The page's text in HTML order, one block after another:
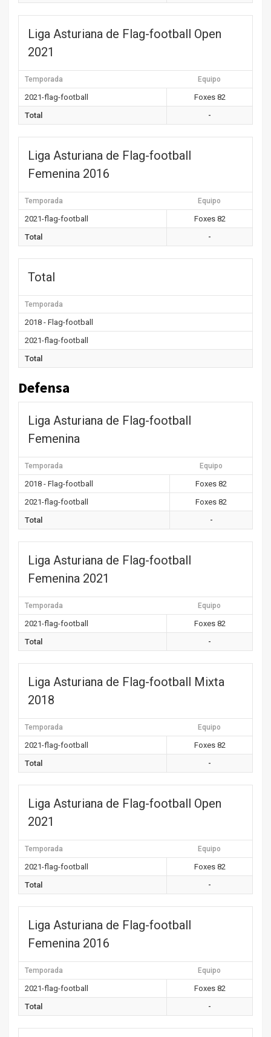
Liga Asturiana de Flag-football Open
2021
Temporada Equipo
2021-flag-football
Foxes 82
Total
-
Liga Asturiana de Flag-football
Femenina 2016
Temporada Equipo
2021-flag-football
Foxes 82
Total
-
Total
Temporada
2018 - Flag-football
2021-flag-football
Total
Defensa
Liga Asturiana de Flag-football
Femenina
Temporada Equipo
2018 - Flag-football
Foxes 82
2021-flag-football
Foxes 82
Total
-
Liga Asturiana de Flag-football
Femenina 2021
Temporada Equipo
2021-flag-football
Foxes 82
Total
-
Liga Asturiana de Flag-football Mixta
2018
Temporada Equipo
2021-flag-football
Foxes 82
Total
-
Liga Asturiana de Flag-football Open
2021
Temporada Equipo
2021-flag-football
Foxes 82
Total
-
Liga Asturiana de Flag-football
Femenina 2016
Temporada Equipo
2021-flag-football
Foxes 82
Total
-